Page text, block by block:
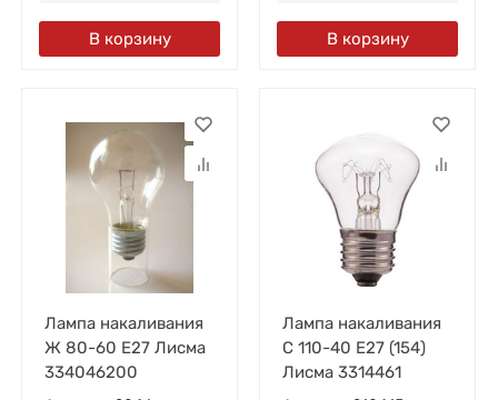
В корзину В корзину
Лампа накаливания
Ж 80-60 E27 Лисма
334046200
Лампа накаливания
С 110-40 E27 (154)
Лисма 3314461